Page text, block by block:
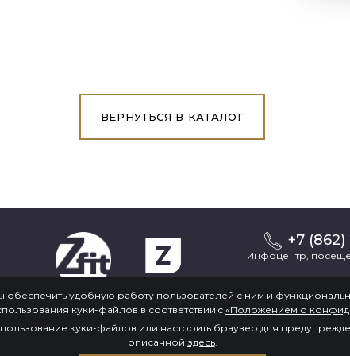
ВЕРНУТЬСЯ В КАТАЛОГ
+7 (862)
Инфоцентр,
ОСТАВИТЬ
обеспечить удобную работу пользователей с ним и
куки-файлов в соответствии c «Положением о
куки-файлов или настроить браузер для
описанной здесь.